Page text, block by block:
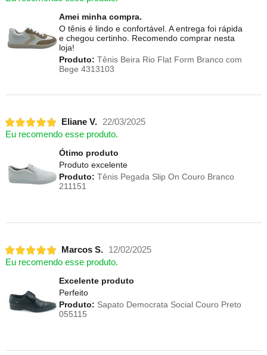
Amei minha compra.
O tênis é lindo e confortável. A entrega foi rápida
e chegou certinho. Recomendo comprar nesta
loja!
Produto: Tênis Beira Rio Flat Form Branco com
Bege 4313103
Eliane V.
22/03/2025
Eu recomendo esse produto.
Ótimo produto
Produto excelente
Produto: Tênis Pegada Slip On Couro Branco
211151
Marcos S.
12/02/2025
Eu recomendo esse produto.
Excelente produto
Perfeito
Produto: Sapato Democrata Social Couro Preto
055115